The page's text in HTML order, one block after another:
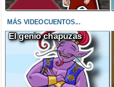
MÁS VIDEOCUENTOS...
El genio chapuzas